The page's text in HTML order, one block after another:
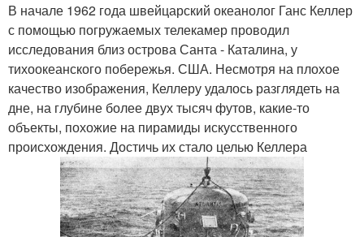
В начале 1962 года швейцарский океанолог Ганс Келлер
с помощью погружаемых телекамер проводил
исследования близ острова Санта - Каталина, у
тихоокеанского побережья. США. Несмотря на плохое
качество изображения, Келлеру удалось разглядеть на
дне, на глубине более двух тысяч футов, какие-то
объекты, похожие на пирамиды искусственного
происхождения. Достичь их стало целью Келлера